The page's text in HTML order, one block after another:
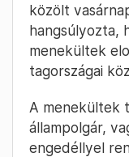
közölt
hangsúlyozta,
menekültek
tagországai
A menekültek
állampolgár,
engedéllyel